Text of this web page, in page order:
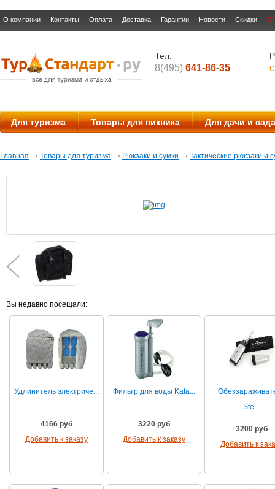
О компании Контакты Оплата Доставка Гарантии Новости Скидки
Тел:
8(495) 641-86-35
Для туризма Товары для пикника Для дачи и сада
Главная Товары для туризма Рюкзаки и сумки Тактические рюкзаки и
Вы недавно посещали:
Удлинитель электриче...
4166 руб
Добавить к заказу
Фильтр для воды Kata...
3220 руб
Добавить к заказу
Ste...
3200 руб
Добавить к